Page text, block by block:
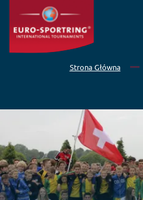
Przejdź do treści
Strona Główna